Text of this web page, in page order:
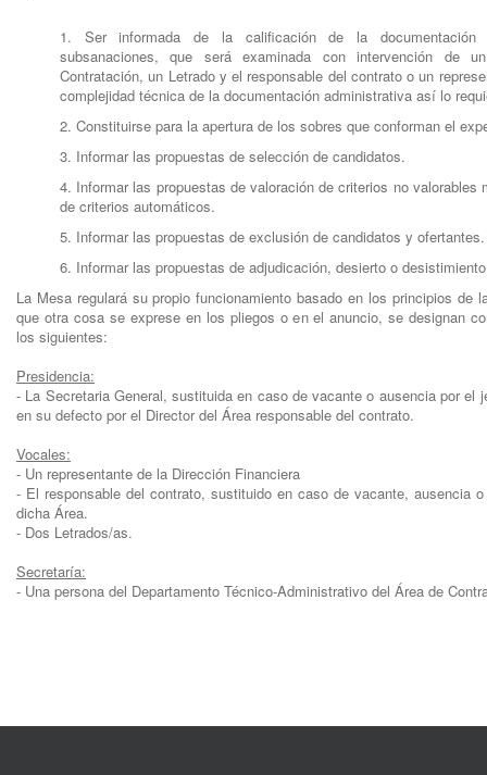
1. Ser informada de la calificación de la documentación
subsanaciones, que será examinada con intervención de
Contratación, un Letrado y el responsable del contrato o un
complejidad técnica de la documentación administrativa así lo
2. Constituirse para la apertura de los sobres que conforman el
3. Informar las propuestas de selección de candidatos.
4. Informar las propuestas de valoración de criterios no valorables
de criterios automáticos.
5. Informar las propuestas de exclusión de candidatos y ofertantes.
6. Informar las propuestas de adjudicación, desierto o
La Mesa regulará su propio funcionamiento basado en los principios de
que otra cosa se exprese en los pliegos o en el anuncio, se designan
los siguientes:
Presidencia:
- La Secretaria General, sustituida en caso de vacante o ausencia por el
en su defecto por el Director del Área responsable del contrato.
Vocales:
- Un representante de la Dirección Financiera
- El responsable del contrato, sustituido en caso de vacante, ausencia
dicha Área.
- Dos Letrados/as.
Secretaría:
- Una persona del Departamento Técnico-Administrativo del Área de